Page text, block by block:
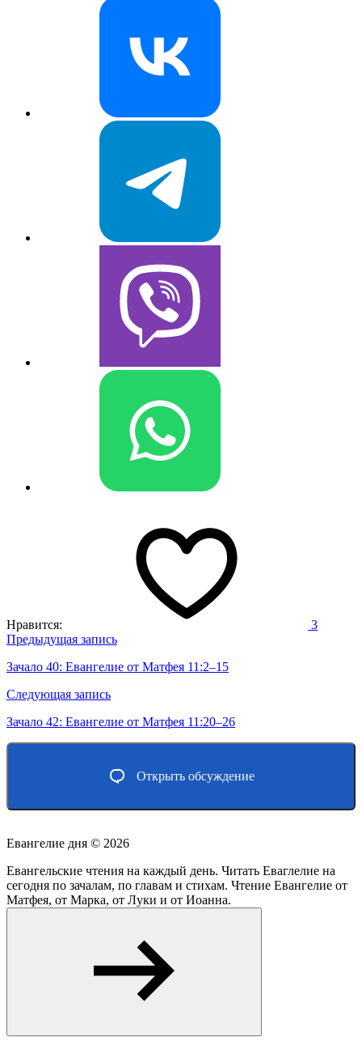
Нравится: 3
Навигация
по
записям
Предыдущая запись
Зачало 40: Евангелие от Матфея 11:2–15
Следующая запись
Зачало 42: Евангелие от Матфея 11:20–26
Открыть обсуждение
Евангелие дня © 2026
Евангельские чтения на каждый день. Читать Еваглелие на
сегодня по зачалам, по главам и стихам. Чтение Евангелие от
Матфея, от Марка, от Луки и от Иоанна.